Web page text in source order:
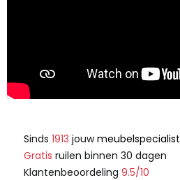
Sinds 1913 jouwmeubelspecialist
Gratis ruilen binnen 30 dagen
Klantenbeoordeling 9.5/10